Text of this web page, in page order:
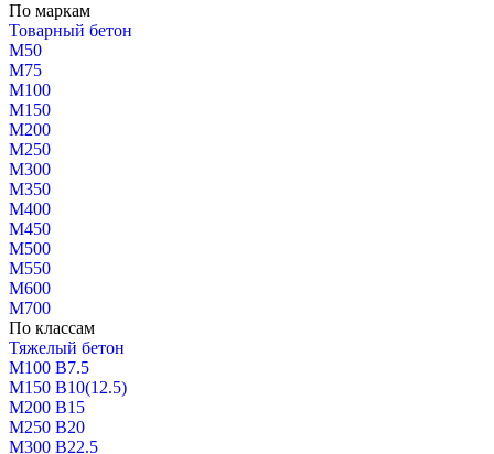
По маркам
Товарный бетон
М50
М75
М100
М150
М200
М250
М300
М350
М400
М450
М500
М550
М600
М700
По классам
Тяжелый бетон
М100 В7.5
М150 В10(12.5)
М200 В15
М250 В20
М300 В22.5